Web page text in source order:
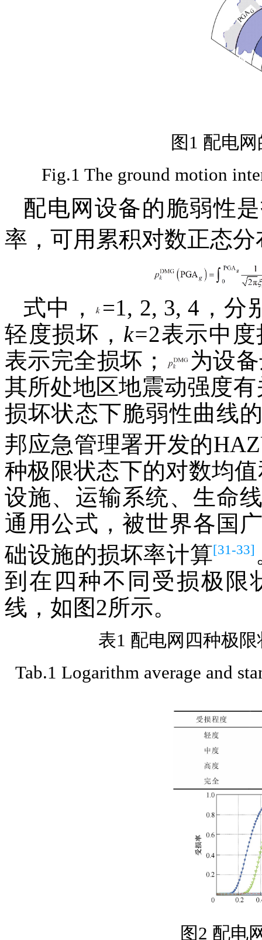
图1 配电
Fig.1 The ground motion
配电网设备的脆弱性
率，可用累积对数正态
式中，
=1, 2, 3, 4，分
轻度损坏， k=2表示中
表示完全损坏；
为设
其所处地区地震动强度有
损坏状态下脆弱性曲线
邦应急管理署开发的
种极限状态下的对数均
设施、运输系统、生命
通用公式，被世界各国
础设施的损坏率计算[31-33]
到在四种不同受损极限
线，如图2所示。
表1 配电网四种极
Tab.1 Logarithm average and
图2 配电